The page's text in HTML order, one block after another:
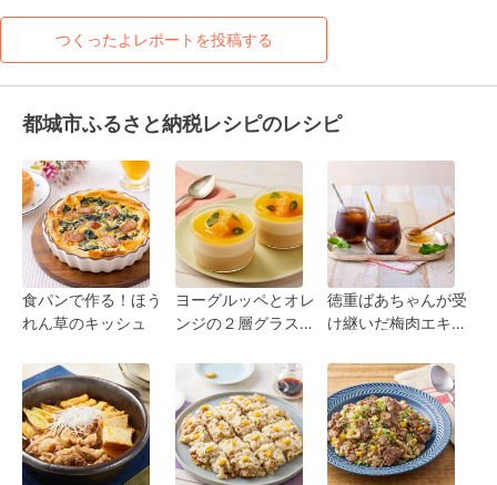
つくったよレポートを投稿する
都城市ふるさと納税レシピのレシピ
食パンで作る！ほう
れん草のキッシュ
ヨーグルッペとオレ
ンジの２層グラスデ
徳重ばあちゃんが受
け継いだ梅肉エキス